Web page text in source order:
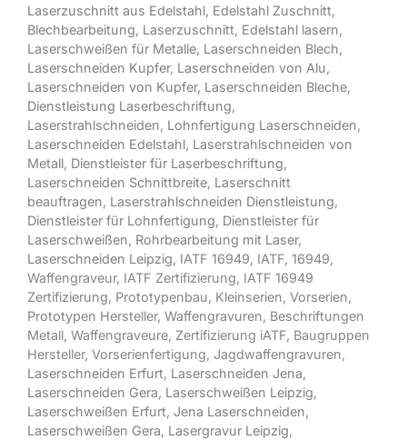
Laserzuschnitt aus Edelstahl, Edelstahl Zuschnitt,
Blechbearbeitung, Laserzuschnitt, Edelstahl lasern,
Laserschweißen für Metalle, Laserschneiden Blech,
Laserschneiden Kupfer, Laserschneiden von Alu,
Laserschneiden von Kupfer, Laserschneiden Bleche,
Dienstleistung Laserbeschriftung,
Laserstrahlschneiden, Lohnfertigung Laserschneiden,
Laserschneiden Edelstahl, Laserstrahlschneiden von
Metall, Dienstleister für Laserbeschriftung,
Laserschneiden Schnittbreite, Laserschnitt
beauftragen, Laserstrahlschneiden Dienstleistung,
Dienstleister für Lohnfertigung, Dienstleister für
Laserschweißen, Rohrbearbeitung mit Laser,
Laserschneiden Leipzig, IATF 16949, IATF, 16949,
Waffengraveur, IATF Zertifizierung, IATF 16949
Zertifizierung, Prototypenbau, Kleinserien, Vorserien,
Prototypen Hersteller, Waffengravuren, Beschriftungen
Metall, Waffengraveure, Zertifizierung iATF, Baugruppen
Hersteller, Vorserienfertigung, Jagdwaffengravuren,
Laserschneiden Erfurt, Laserschneiden Jena,
Laserschneiden Gera, Laserschweißen Leipzig,
Laserschweißen Erfurt, Jena Laserschneiden,
Laserschweißen Gera, Lasergravur Leipzig,